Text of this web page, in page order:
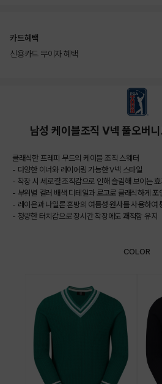
카드혜택
신용카드 무이자 혜택
남성 케이블조직 V넥 풀오버
클래식한 프레피 무드의 케이블 조직 스웨터
- 다양한 이너와 레이어링 가능한 V넥 스타일
- 착장 시 세로결 조직감으로 인해 슬림해 보이는
- 부위별 컬러 배색 디테일과 로고로 클래식하게 포
- 레이온과 나일론 혼방의 여름성 원사를 사용하여
- 청량한 터치감으로 장시간 착장에도 쾌적함 유지
COLOR